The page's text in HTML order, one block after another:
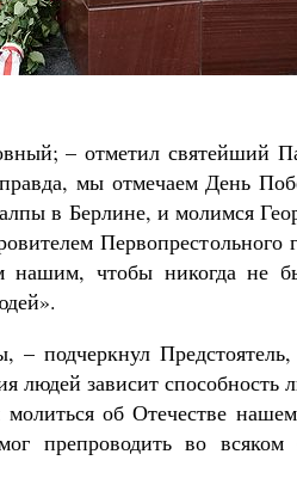
– отметил святейший
мы отмечаем День
в Берлине, и молимся
Первопрестольного
нашим, чтобы никогда не
подчеркнул
людей зависит способность
об Отечестве
препроводить во всяком